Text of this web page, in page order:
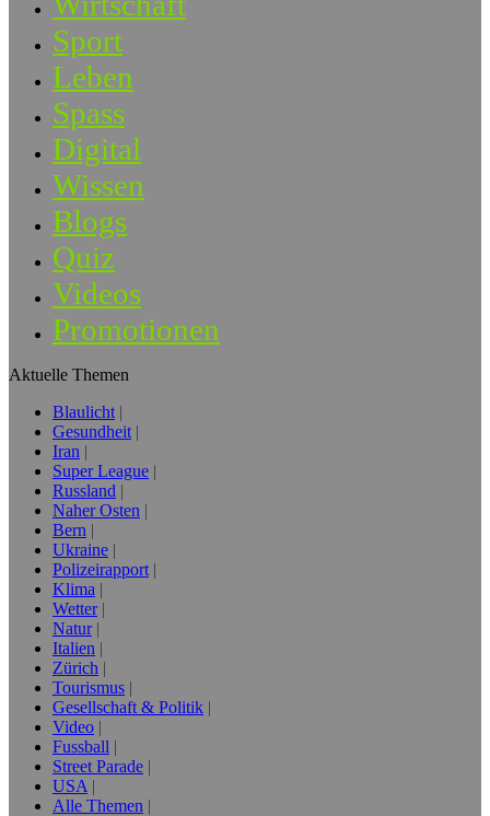
Sport
Leben
Spass
Digital
Wissen
Blogs
Quiz
Videos
Promotionen
Aktuelle Themen
Blaulicht
Gesundheit
Iran
Super League
Russland
Naher Osten
Bern
Ukraine
Polizeirapport
Klima
Wetter
Natur
Italien
Zürich
Tourismus
Gesellschaft & Politik
Video
Fussball
Street Parade
USA
Alle Themen